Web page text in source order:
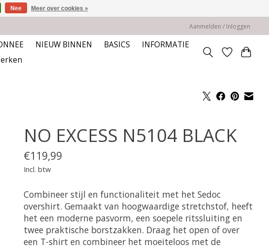
Aanmelden / Inloggen
NIEUW BINNEN BASICS
INFORMATIE
NO EXCESS N5104 BLACK
€119,99
Incl. btw
Combineer stijl en functionaliteit met het Sedoc
overshirt. Gemaakt van hoogwaardige stretchstof, heeft
het een moderne pasvorm, een soepele ritssluiting en
twee praktische borstzakken. Draag het open of over
een T-shirt en combineer het moeiteloos met de
Nee Meer over cookies »